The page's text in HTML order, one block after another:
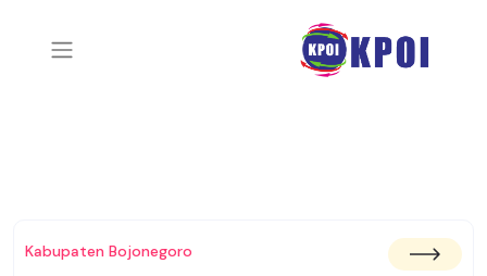
Kabupaten Bojonegoro